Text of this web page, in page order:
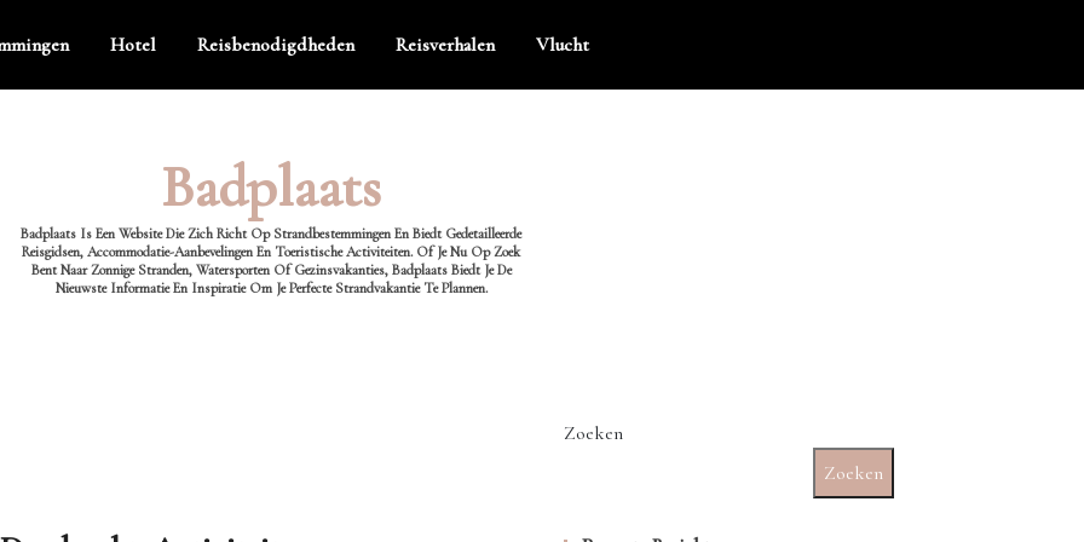
Hotel Reisbenodigdheden Reisverhalen Vlucht
Badplaats
Badplaats Is Een Website Die Zich Richt Op Strandbestemmingen En Biedt Gedetailleerde
Reisgidsen, Accommodatie-Aanbevelingen En Toeristische Activiteiten. Of Je Nu Op Zoek
Bent Naar Zonnige Stranden, Watersporten Of Gezinsvakanties, Badplaats Biedt Je De
Nieuwste Informatie En Inspiratie Om Je Perfecte Strandvakantie Te Plannen.
Zoeken
Zoeken